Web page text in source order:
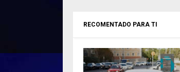
RECOMENTADO PARA TI